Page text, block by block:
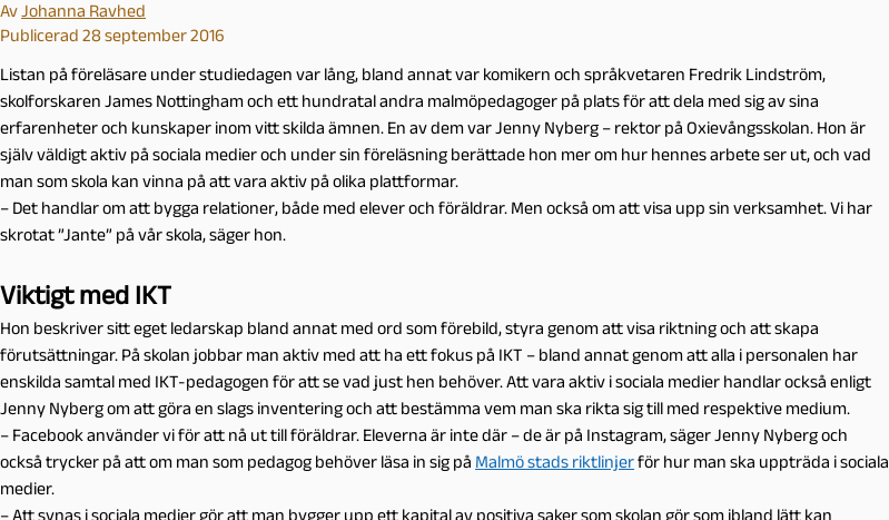
AvJohanna Ravhed
Publicerad 28 september 2016
Listan på föreläsare under studiedagen var lång, bland annat var komikern och språkvetaren Fredrik Lindström,
skolforskaren James Nottingham och ett hundratal andra malmöpedagoger på plats för att dela med sig av sina
erfarenheter och kunskaper inom vitt skilda ämnen. En av dem var Jenny Nyberg – rektor på Oxievångsskolan. Hon är
själv väldigt aktiv på sociala medier och under sin föreläsning berättade hon mer om hur hennes arbete ser ut, och vad
man som skola kan vinna på att vara aktiv på olika plattformar.
– Det handlar om att bygga relationer, både med elever och föräldrar. Men också om att visa upp sin verksamhet. Vi har
skrotat ”Jante” på vår skola, säger hon.
Viktigt med IKT
Hon beskriver sitt eget ledarskap bland annat med ord som förebild, styra genom att visa riktning och att skapa
förutsättningar. På skolan jobbar man aktiv med att ha ett fokus på IKT – bland annat genom att alla i personalen har
enskilda samtal med IKT-pedagogen för att se vad just hen behöver. Att vara aktiv i sociala medier handlar också enligt
Jenny Nyberg om att göra en slags inventering och att bestämma vem man ska rikta sig till med respektive medium.
– Facebook använder vi för att nå ut till föräldrar. Eleverna är inte där – de är på Instagram, säger Jenny Nyberg och
också trycker på att om man som pedagog behöver läsa in sig på Malmö stads riktlinjerför hur man ska uppträda i sociala
medier.
– Att synas i sociala medier gör att man bygger upp ett kapital av positiva saker som skolan gör som ibland lätt kan